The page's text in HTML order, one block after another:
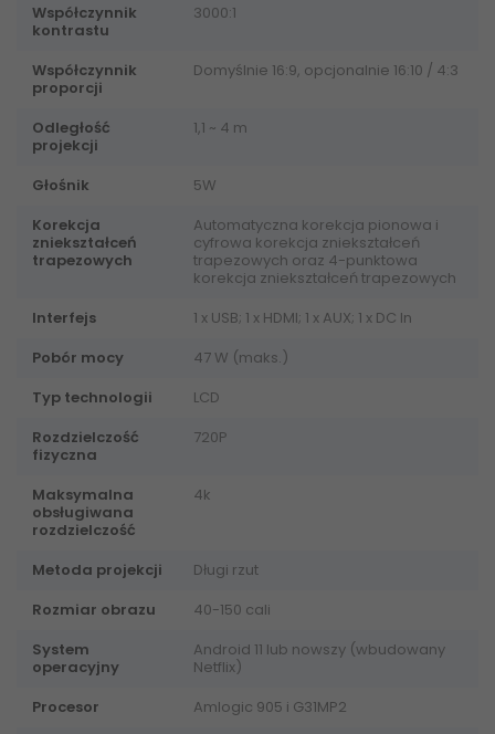
Współczynnik
kontrastu
3000:1
Współczynnik
proporcji
Domyślnie 16:9, opcjonalnie 16:10 / 4:3
Odległość
projekcji
1,1 ~ 4 m
Głośnik
5W
Korekcja
zniekształceń
trapezowych
Automatyczna korekcja pionowa i
cyfrowa korekcja zniekształceń
trapezowych oraz 4-punktowa
korekcja zniekształceń trapezowych
Interfejs
1 x USB; 1 x HDMI; 1 x AUX; 1 x DC In
Pobór mocy
47 W (maks.)
Typ technologii
LCD
Rozdzielczość
fizyczna
720P
Maksymalna
obsługiwana
rozdzielczość
4k
Metoda projekcji
Długi rzut
Rozmiar obrazu
40-150 cali
System
operacyjny
Android 11 lub nowszy (wbudowany
Netflix)
Procesor
Amlogic 905 i G31MP2